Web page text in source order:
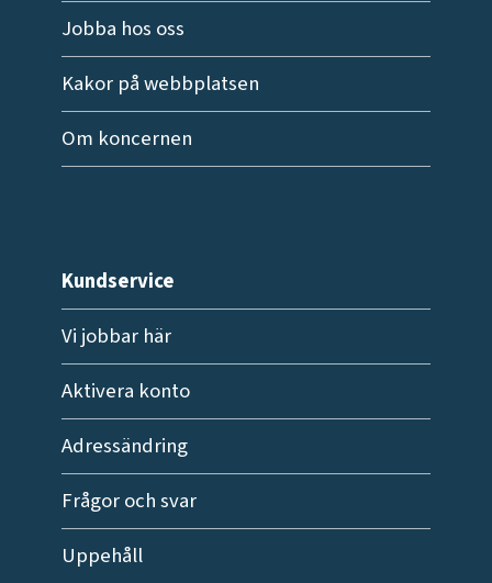
Jobba hos oss
Kakor på webbplatsen
Om koncernen
Kundservice
Vi jobbar här
Aktivera konto
Adressändring
Frågor och svar
Uppehåll